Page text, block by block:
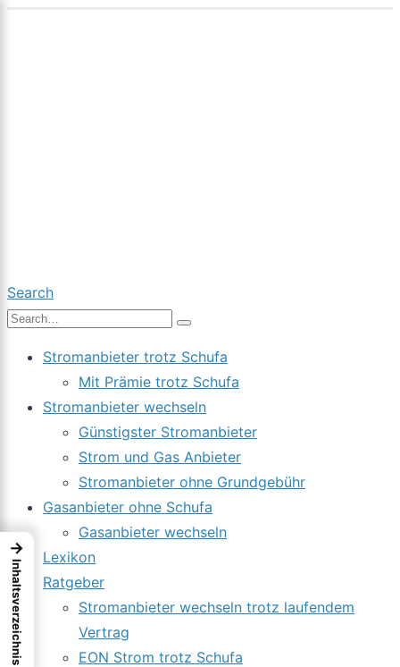
Search
Stromanbieter trotz Schufa
Mit Prämie trotz Schufa
Stromanbieter wechseln
Günstigster Stromanbieter
Strom und Gas Anbieter
Stromanbieter ohne Grundgebühr
Gasanbieter ohne Schufa
Gasanbieter wechseln
Lexikon
Ratgeber
Stromanbieter wechseln trotz laufendem
Vertrag
EON Strom trotz Schufa
→
Inhaltsverzeichnis